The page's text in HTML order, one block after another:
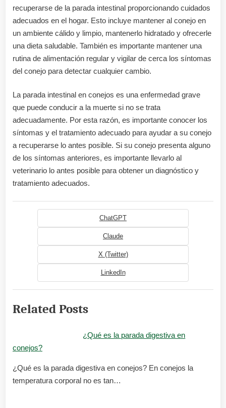
recuperarse de la parada intestinal proporcionando cuidados
adecuados en el hogar. Esto incluye mantener al conejo en
un ambiente cálido y limpio, mantenerlo hidratado y ofrecerle
una dieta saludable. También es importante mantener una
rutina de alimentación regular y vigilar de cerca los síntomas
del conejo para detectar cualquier cambio.
La parada intestinal en conejos es una enfermedad grave
que puede conducir a la muerte si no se trata
adecuadamente. Por esta razón, es importante conocer los
síntomas y el tratamiento adecuado para ayudar a su conejo
a recuperarse lo antes posible. Si su conejo presenta alguno
de los síntomas anteriores, es importante llevarlo al
veterinario lo antes posible para obtener un diagnóstico y
tratamiento adecuados.
ChatGPT
Claude
X (Twitter)
LinkedIn
Related Posts
¿Qué es la parada digestiva en
conejos?
¿Qué es la parada digestiva en conejos? En conejos la
temperatura corporal no es tan…